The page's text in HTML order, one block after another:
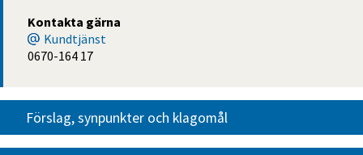
Kontakta gärna
Kundtjänst
0670-164 17
Förslag, synpunkter och klagomål